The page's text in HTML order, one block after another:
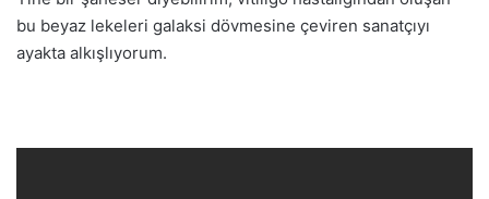
bu beyaz lekeleri galaksi dövmesine çeviren sanatçıyı
ayakta alkışlıyorum.